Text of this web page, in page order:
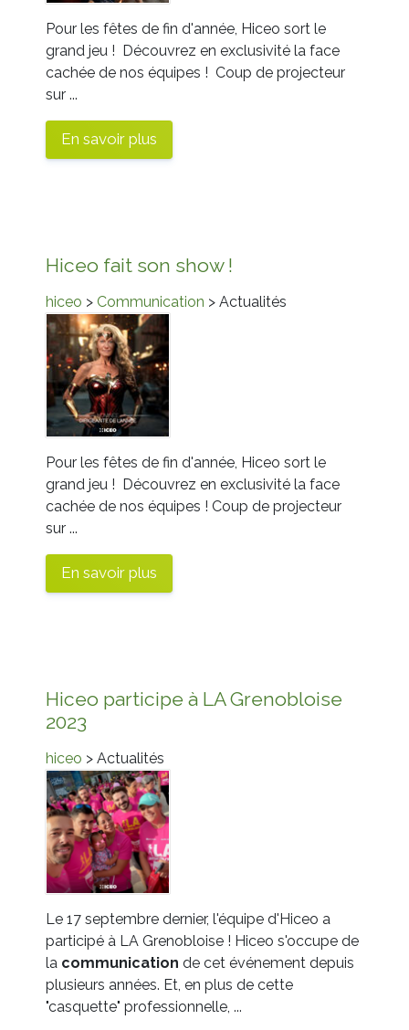
Pour les fêtes de fin d'année, Hiceo sort le
grand jeu ! Découvrez en exclusivité la face
cachée de nos équipes ! Coup de projecteur
sur ...
En savoir plus
Hiceo fait son show !
hiceo > Communication > Actualités
Pour les fêtes de fin d'année, Hiceo sort le
grand jeu ! Découvrez en exclusivité la face
cachée de nos équipes ! Coup de projecteur
sur ...
En savoir plus
Hiceo participe à LA Grenobloise
2023
hiceo > Actualités
Le 17 septembre dernier, l'équipe d'Hiceo a
participé à LA Grenobloise ! Hiceo s'occupe de
la communication de cet événement depuis
plusieurs années. Et, en plus de cette
"casquette" professionnelle, ...